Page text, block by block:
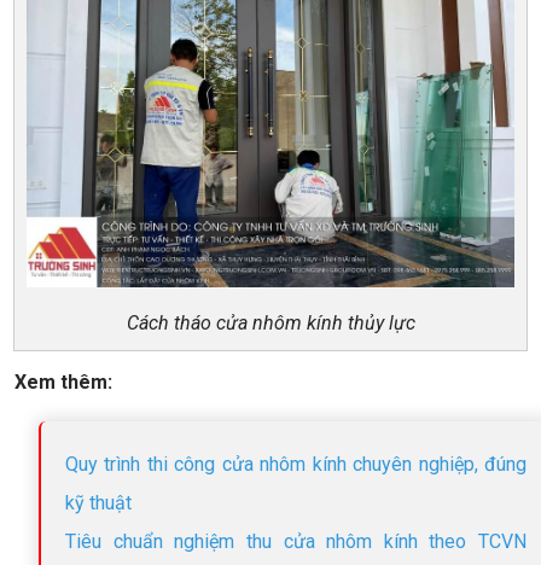
Cách tháo cửa nhôm kính thủy lực
Xem thêm:
Quy trình thi công cửa nhôm kính chuyên nghiệp, đúng
kỹ thuật
Tiêu chuẩn nghiệm thu cửa nhôm kính theo TCVN